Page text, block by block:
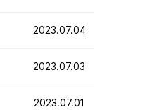
2023.07.04
2023.07.03
2023.07.01